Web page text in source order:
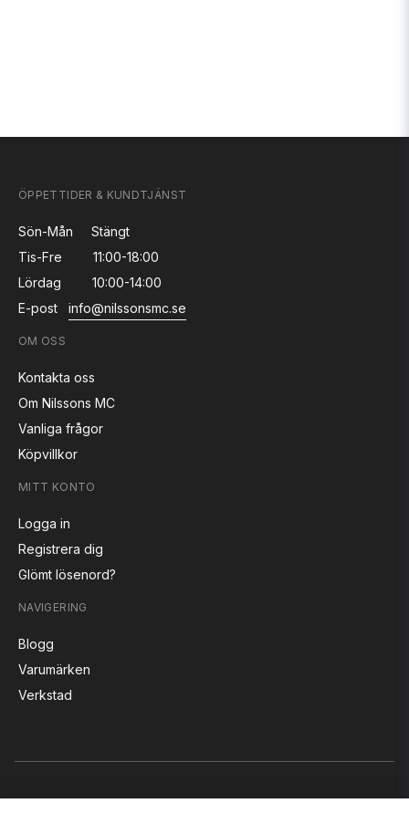
ÖPPETTIDER & KUNDTJÄNST
Sön-Mån
Stängt
Tis-Fre
11:00-18:00
Lördag
10:00-14:00
E-post
info@nilssonsmc.se
OM OSS
Kontakta oss
Om Nilssons MC
Vanliga frågor
Köpvillkor
MITT KONTO
Logga in
Registrera dig
Glömt lösenord?
NAVIGERING
Blogg
Varumärken
Verkstad